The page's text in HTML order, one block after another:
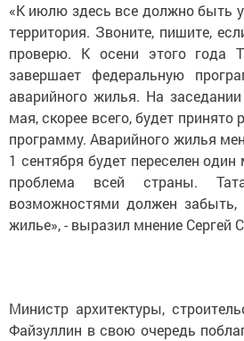
«К июлю здесь все должно быть
территория. Звоните, пишите,
проверю. К осени этого года
завершает федеральную
аварийного жилья. На
мая, скорее всего, будет принято
программу. Аварийного жилья
1 сентября будет переселен
проблема всей страны.
возможностями должен забыть,
жилье», - выразил мнение Сергей
Министр архитектуры,
Файзуллин в свою очередь